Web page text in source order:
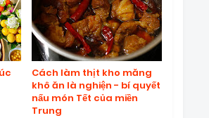
Cách làm thịt kho măng
khô ăn là nghiện - bí quyết
nấu món Tết của miền
Trung